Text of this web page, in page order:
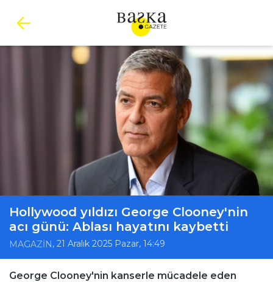
Hollywood yıldızı George Clooney'nin
acı günü: Ablası hayatını kaybetti
MAGAZİN, 21 Aralık 2025 Pazar, 14:49
George Clooney'nin kanserle mücadele eden